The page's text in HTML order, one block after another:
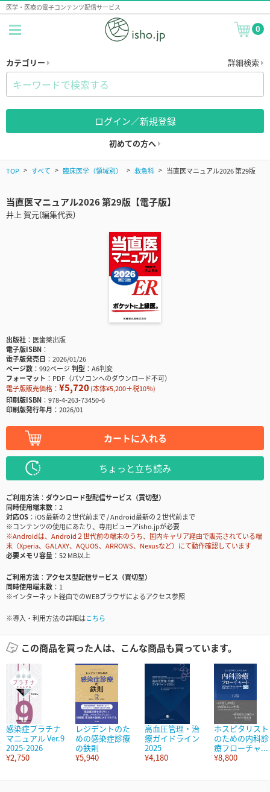
医学・医療の電子コンテンツ配信サービス
0
カテゴリー 詳細検索
ログイン／新規登録
初めての方へ
TOP すべて 臨床医学（領域別） 救急科 当直医マニュアル2026 第29版
当直医マニュアル2026 第29版【電子版】
井上 賀元(編集代表)
出版社
医歯薬出版
電子版ISBN
電子版発売日
2026/01/26
ページ数
992ページ判型
A6判変
フォーマット
PDF（パソコンへのダウンロード不可）
電子版販売価格： ¥5,720(本体¥5,200＋税10％)
印刷版ISBN
978-4-263-73450-6
印刷版発行年月
2026/01
カートに入れる
ちょっと立ち読み
ご利用方法
ダウンロード型配信サービス（買切型）
同時使用端末数
2
対応OS
iOS最新の２世代前まで / Android最新の２世代前まで
※コンテンツの使用にあたり、専用ビューアisho.jpが必要
※Androidは、Android２世代前の端末のうち、国内キャリア経由で販売されている端
末（Xperia、GALAXY、AQUOS、ARROWS、Nexusなど）にて動作確認しています
必要メモリ容量
52 MB以上
ご利用方法
アクセス型配信サービス（買切型）
同時使用端末数
1
※インターネット経由でのWEBブラウザによるアクセス参照
※導入・利用方法の詳細はこちら
この商品を買った人は、こんな商品も買っています。
感染症プラチナ
マニュアル Ver.9
2025-2026
¥2,750
レジデントのた
めの感染症診療
の鉄則
¥5,940
高血圧管理・治
療ガイドライン
2025
¥4,180
ホスピタリスト
のための内科診
療フローチャ...
¥8,800